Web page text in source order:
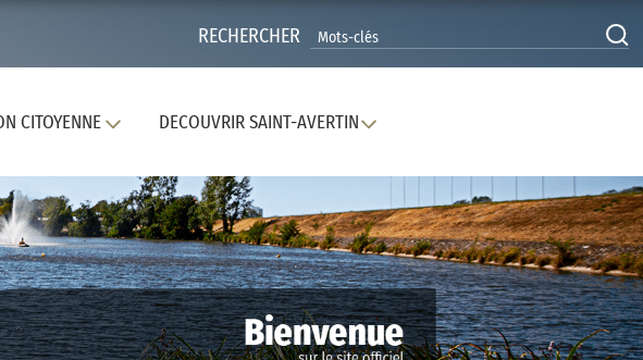
RECHERCHER
CITOYENNE DECOUVRIR SAINT-AVERTIN